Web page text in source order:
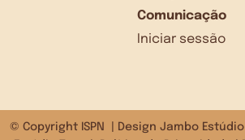
Comunicação
Iniciar sessão
© Copyright ISPN | Design Jambo Estúdio